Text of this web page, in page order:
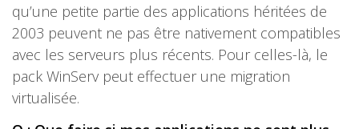
qu’une petite partie des applications héritées de
2003 peuvent ne pas être nativement compatibles
avec les serveurs plus récents. Pour celles-là, le
pack WinServ peut effectuer une migration
virtualisée.